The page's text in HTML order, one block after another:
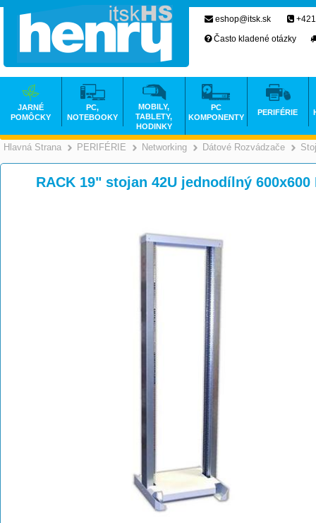
Hlavná Strana >
PERIFÉRIE >
Networking >
Dátové Rozvádzače
RACK 19" stojan 42U jednodílný 600x600
eshop@itsk.sk
Často kladené otázky
JARNÉ
POMÔCKY
PC,
NOTEBOOKY
MOBILY,
TABLETY,
HODINKY
PC
KOMPONENTY
PERIFÉRIE